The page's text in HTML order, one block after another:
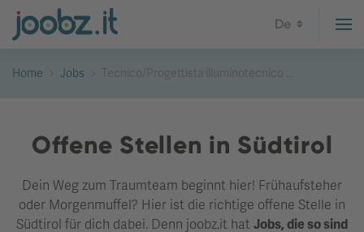
De
Home Jobs Tecnico/Progettista illuminotecnico ...
Offene Stellen in Südtirol
Dein Weg zum Traumteam beginnt hier! Frühaufsteher
oder Morgenmuffel? Hier ist die richtige offene Stelle in
Südtirol für dich dabei. Denn joobz.it hat Jobs, die so sind